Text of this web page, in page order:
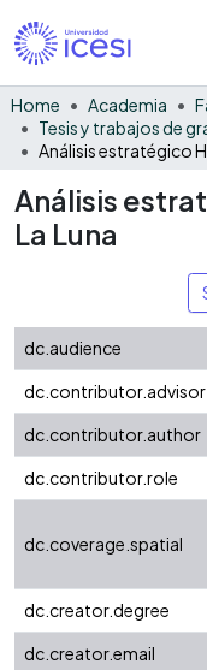
Home Academia
Tesis y trabajos de
Análisis
La Luna
dc.audience
dc.contributor.advisor
dc.contributor.author
dc.contributor.role
dc.coverage.spatial
dc.creator.degree
dc.creator.email